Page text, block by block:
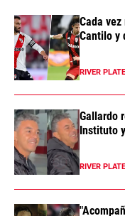
Cada
Cantilo y
RIVER PLATE
Gallardo
Instituto
RIVER PLATE